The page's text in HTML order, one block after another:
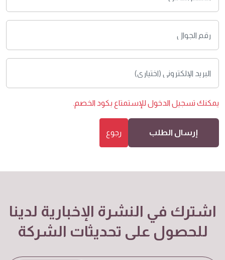
يمكنك تسجيل الدخول للإستمتاع بكود الخصم.
إرسال الطلب رجوع
اشترك في النشرة الإخبارية لدينا
للحصول على تحديثات الشركة